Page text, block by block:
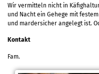
Wir vermitteln nicht in
und Nacht ein Gehege mit
und mardersicher angelegt ist.
Kontakt
Fam.